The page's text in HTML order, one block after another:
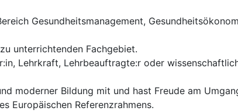
Gesundheitsmanagement,
unterrichtenden Fachgebiet.
Lehrkraft, Lehrbeauftragte:r oder
moderner Bildung mit und hast Freude am
Europäischen Referenzrahmens.